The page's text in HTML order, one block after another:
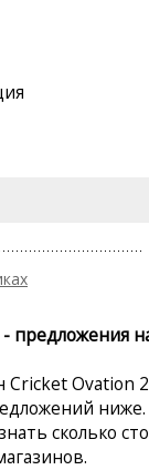
предложения
Ovation
сколько